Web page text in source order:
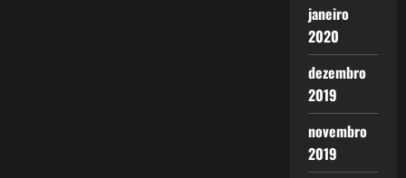
janeiro
2020
dezembro
2019
novembro
2019